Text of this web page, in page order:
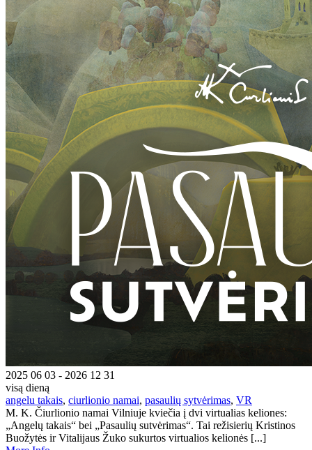
2025 06 03 - 2026 12 31
visą dieną
angelu takais, ciurlionio namai, pasaulių sytvėrimas, VR
M. K. Čiurlionio namai Vilniuje kviečia į dvi virtualias keliones:
„Angelų takais“ bei „Pasaulių sutvėrimas“. Tai režisierių Kristinos
Buožytės ir Vitalijaus Žuko sukurtos virtualios kelionės [...]